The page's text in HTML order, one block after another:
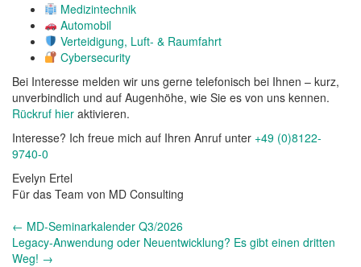
Medizintechnik
Automobil
Verteidigung, Luft- & Raumfahrt
Cybersecurity
Bei Interesse melden wir uns gerne telefonisch bei Ihnen – kurz,
unverbindlich und auf Augenhöhe, wie Sie es von uns kennen.
Rückruf hier aktivieren.
Interesse? Ich freue mich auf Ihren Anruf unter +49 (0)8122-
9740-0
Evelyn Ertel
Für das Team von MD Consulting
Andere
Nachrichten
← MD-Seminarkalender Q3/2026
Legacy-Anwendung oder Neuentwicklung? Es gibt einen dritten
Weg! →